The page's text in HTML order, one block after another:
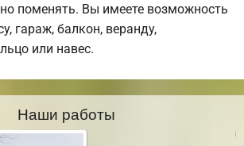
поменять. Вы имеете возможность
гараж, балкон, веранду,
или навес.
Наши работы